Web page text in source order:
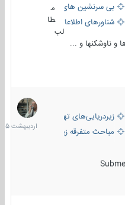
بی سرنشین های دریایی
شناورهای اطلاعاتی و جاسوسی
طا
لب
ناوشکنها و ...
زیردریایی‌های تهاجمی
مباحث متفرقه زیرسطحی
31
1405